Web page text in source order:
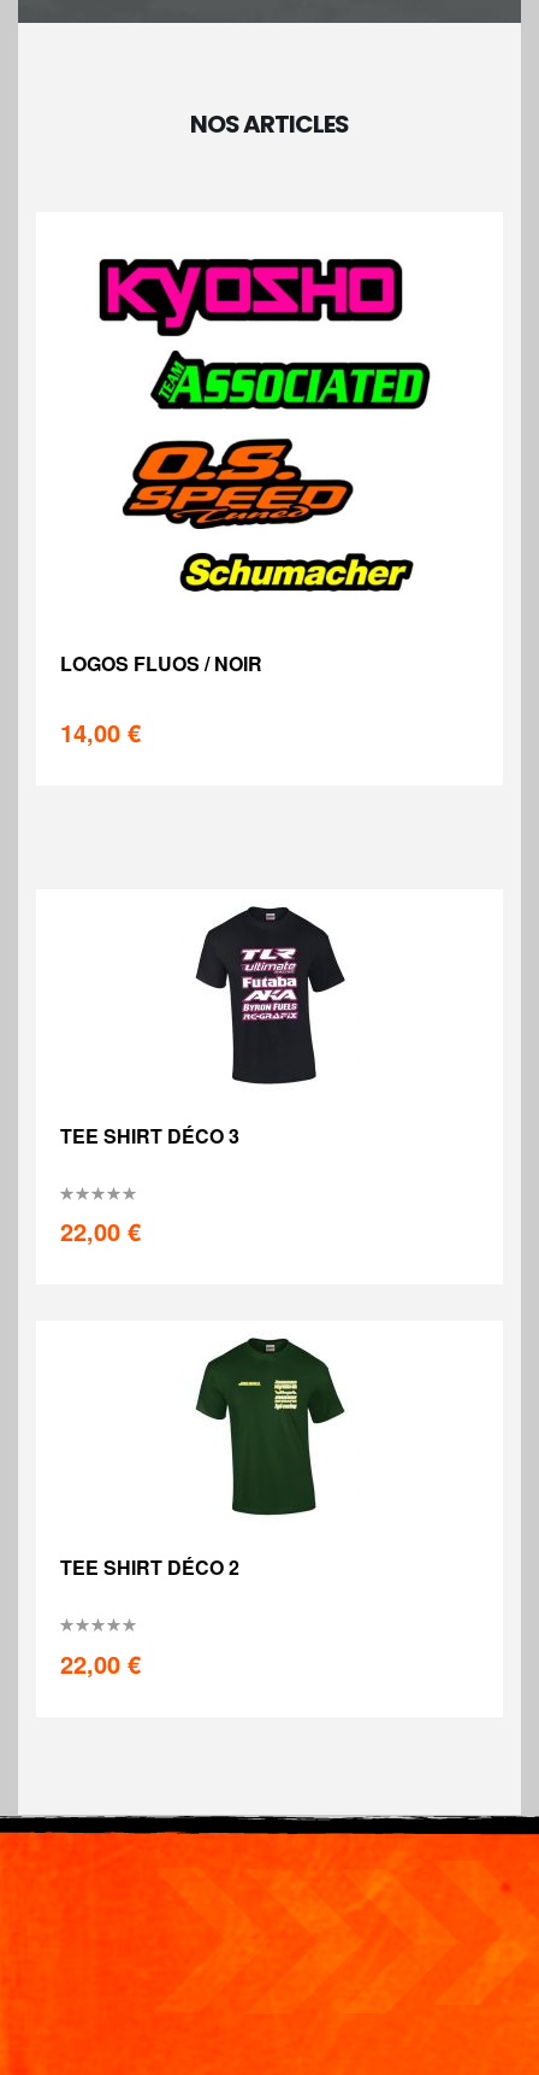
NOS ARTICLES
LOGOS FLUOS / NOIR
14,00 €
TEE SHIRT DÉCO 3
22,00 €
TEE SHIRT DÉCO 2
22,00 €